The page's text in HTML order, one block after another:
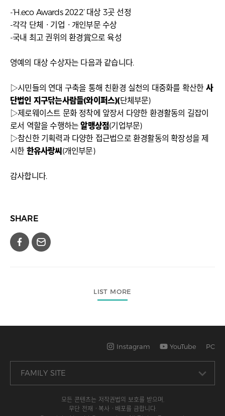
-‘H.eco Awards 2022’ 대상 3곳 선정
-각각 단체ㆍ기업ㆍ개인부문 수상
-국내 최고 권위의 환경賞으로 육성
영예의 대상 수상자는 다음과 같습니다.
▷시민들의 연대 구축을 통해 친환경 실천의 대중화를 확산한 사
단법인 지구닦는사람들(와이퍼스)(단체부문)
▷제로웨이스트 문화 정착에 앞장서 다양한 환경활동의 길잡이
로서 역할을 수행하는알맹상점(기업부문)
▷참신한 기획력과 다양한 접근법으로 환경활동의 확장성을 제
시한 한유사랑씨 (개인부문)
감사합니다.
SHARE
LIST MORE
Instagram YouTube PC
모든 콘텐츠는 저작권법의 보호를 받으며,
무단 전재ㆍ복사ㆍ배포를 금합니다.